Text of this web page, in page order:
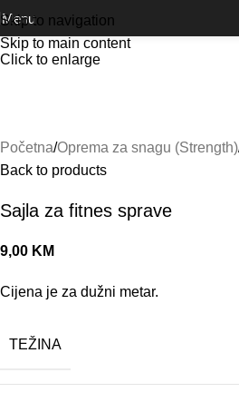
Skip to navigation
Skip to main content
Outlet
Menu
Click to enlarge
Početna Oprema za snagu (Strength)
Back to products
Sajla za fitnes sprave
9,00 KM
Cijena je za dužni metar.
TEŽINA